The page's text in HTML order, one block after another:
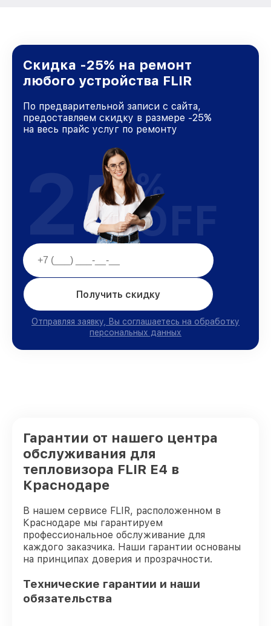
Скидка -25% на ремонт
любого устройства FLIR
По предварительной записи с сайта,
предоставляем скидку в размере -25%
на весь прайс услуг по ремонту
Получить скидку
Отправляя заявку, Вы соглашаетесь на обработку
персональных данных
25%
OFF
Гарантии от нашего центра
обслуживания для
тепловизора FLIR E4 в
Краснодаре
В нашем сервисе FLIR, расположенном в
Краснодаре мы гарантируем
профессиональное обслуживание для
каждого заказчика. Наши гарантии основаны
на принципах доверия и прозрачности.
Технические гарантии и наши
обязательства